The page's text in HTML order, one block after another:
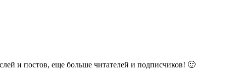
и постов, еще больше читателей и подписчиков! 🙂